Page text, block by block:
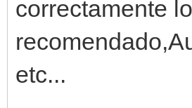
correctamente
etc...